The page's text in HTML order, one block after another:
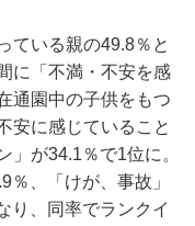
ている親の49.8％と
に「不満・不安を感
通園中の子供をもつ
安に感じていること
」が34.1％で1位に。
、「けが、事故」
り、同率でランクイ